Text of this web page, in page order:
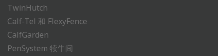
TwinHutch
Calf-Tel 和 FlexyFence
CalfGarden
PenSystem 犊牛间